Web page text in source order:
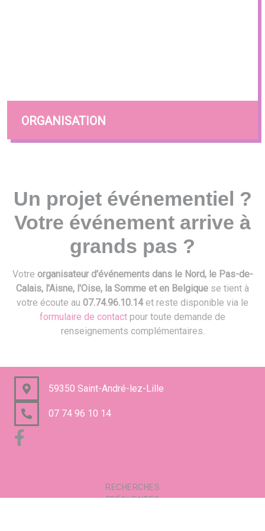
ORGANISATION
Un projet événementiel ?
Votre événement arrive à
grands pas ?
Votre organisateur d'événements dans le Nord, le Pas-de-
Calais, l'Aisne, l'Oise, la Somme et en Belgique se tient à
votre écoute au 07.74.96.10.14et reste disponible via le
formulaire de contact pour toute demande de
renseignements complémentaires.
59350 Saint-André-lez-Lille
07 74 96 10 14
RECHERCHES
FRÉQUENTES